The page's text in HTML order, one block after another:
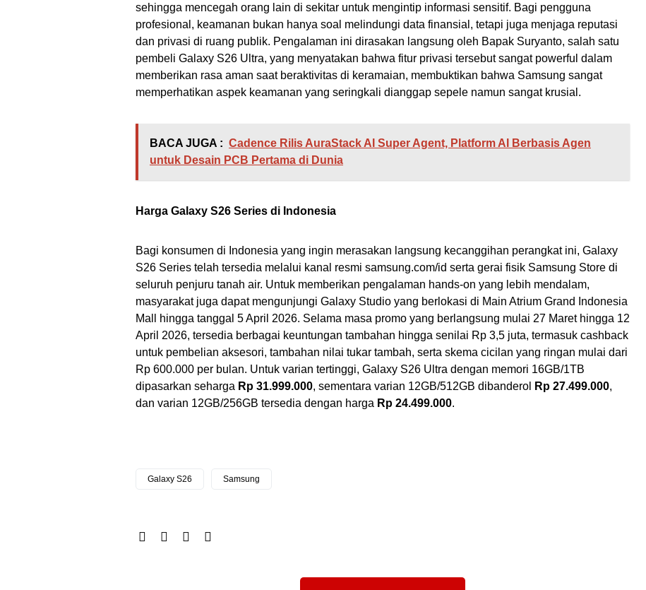
sehingga mencegah orang lain di sekitar untuk mengintip informasi sensitif. Bagi pengguna
profesional, keamanan bukan hanya soal melindungi data finansial, tetapi juga menjaga reputasi
dan privasi di ruang publik. Pengalaman ini dirasakan langsung oleh Bapak Suryanto, salah satu
pembeli Galaxy S26 Ultra, yang menyatakan bahwa fitur privasi tersebut sangat powerful dalam
memberikan rasa aman saat beraktivitas di keramaian, membuktikan bahwa Samsung sangat
memperhatikan aspek keamanan yang seringkali dianggap sepele namun sangat krusial.
BACA JUGA : Cadence Rilis AuraStack AI Super Agent, Platform AI Berbasis Agen
untuk Desain PCB Pertama di Dunia
Harga Galaxy S26 Series di Indonesia
Bagi konsumen di Indonesia yang ingin merasakan langsung kecanggihan perangkat ini, Galaxy
S26 Series telah tersedia melalui kanal resmi samsung.com/id serta gerai fisik Samsung Store di
seluruh penjuru tanah air. Untuk memberikan pengalaman hands-on yang lebih mendalam,
masyarakat juga dapat mengunjungi Galaxy Studio yang berlokasi di Main Atrium Grand Indonesia
Mall hingga tanggal 5 April 2026. Selama masa promo yang berlangsung mulai 27 Maret hingga 12
April 2026, tersedia berbagai keuntungan tambahan hingga senilai Rp 3,5 juta, termasuk cashback
untuk pembelian aksesori, tambahan nilai tukar tambah, serta skema cicilan yang ringan mulai dari
Rp 600.000 per bulan. Untuk varian tertinggi, Galaxy S26 Ultra dengan memori 16GB/1TB
dipasarkan seharga Rp 31.999.000, sementara varian 12GB/512GB dibanderol Rp 27.499.000,
dan varian 12GB/256GB tersedia dengan harga Rp 24.499.000.
Galaxy S26 Samsung